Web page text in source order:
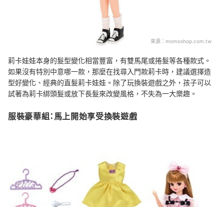
來源： momoshop.com.tw
莉卡娃娃本身的髮型變化相當豐富，有雙馬尾或捲髮等各種款式。
如果沒有特別中意哪一款，那麼在找尋入門款莉卡時，建議選擇造
型好變化、經典的直髮莉卡娃娃。除了玩換裝遊戲之外，孩子可以
試著為莉卡綁頭髮或放下長髮來改變風格，不失為一大樂趣。
服裝豪華組：馬上開始享受換裝遊戲